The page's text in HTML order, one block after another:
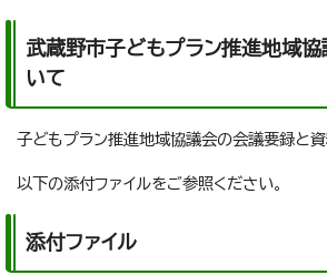
武蔵野市子どもプラン推進地域
いて
子どもプラン推進地域協議会の会議要録と資
以下の添付ファイルをご参照ください。
添付ファイル